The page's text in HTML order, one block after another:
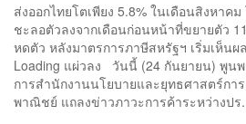
ส่งออกไทยโตเพียง 5.8% ในเดือนสิงหาค
ชะลอตัวลงจากเดือนก่อนหน้าที่ขยายตัว
หดตัว หลังมาตรการภาษีสหรัฐฯ เริ่มเห็นผ
Loading แผ่วลง วันนี้ (24 กันยายน) พูน
การสำนักงานนโยบายและยุทธศาสตร์กา
พาณิชย์ แถลงข่าวภาวะการค้าระหว่างปร